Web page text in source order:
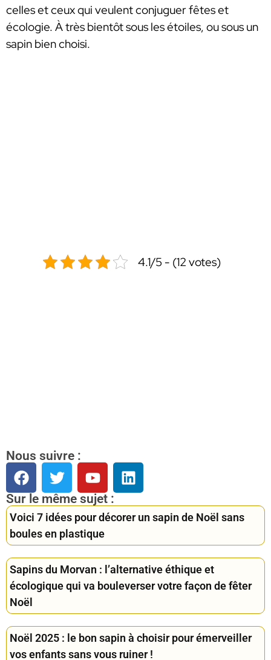
celles et ceux qui veulent conjuguer fêtes et
écologie. À très bientôt sous les étoiles, ou sous un
sapin bien choisi.
4.1/5 - (12 votes)
Nous suivre :
Sur le même sujet :
Voici 7 idées pour décorer un sapin de Noël sans
boules en plastique
Sapins du Morvan : l’alternative éthique et
écologique qui va bouleverser votre façon de fêter
Noël
Noël 2025 : le bon sapin à choisir pour émerveiller
vos enfants sans vous ruiner !